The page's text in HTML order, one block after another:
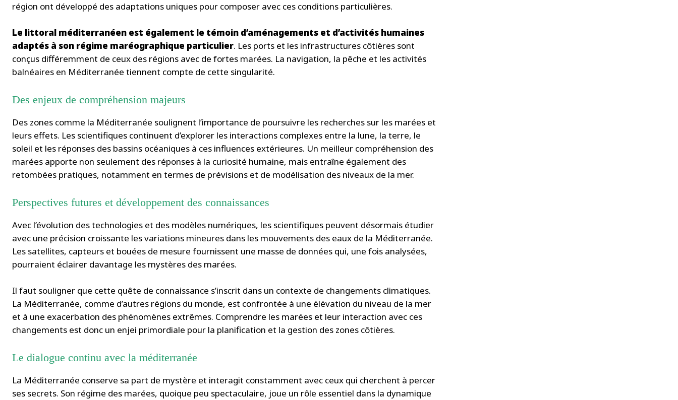
région ont développé des adaptations uniques pour composer avec ces conditions particulières.
Le littoral méditerranéen est également le témoin d’aménagements et d’activités humaines
adaptés à son régime maréographique particulier. Les ports et les infrastructures côtières sont
conçus différemment de ceux des régions avec de fortes marées. La navigation, la pêche et les activités
balnéaires en Méditerranée tiennent compte de cette singularité.
Des enjeux de compréhension majeurs
Des zones comme la Méditerranée soulignent l’importance de poursuivre les recherches sur les marées et
leurs effets. Les scientifiques continuent d’explorer les interactions complexes entre la lune, la terre, le
soleil et les réponses des bassins océaniques à ces influences extérieures. Un meilleur compréhension des
marées apporte non seulement des réponses à la curiosité humaine, mais entraîne également des
retombées pratiques, notamment en termes de prévisions et de modélisation des niveaux de la mer.
Perspectives futures et développement des connaissances
Avec l’évolution des technologies et des modèles numériques, les scientifiques peuvent désormais étudier
avec une précision croissante les variations mineures dans les mouvements des eaux de la Méditerranée.
Les satellites, capteurs et bouées de mesure fournissent une masse de données qui, une fois analysées,
pourraient éclairer davantage les mystères des marées.
Il faut souligner que cette quête de connaissance s’inscrit dans un contexte de changements climatiques.
La Méditerranée, comme d’autres régions du monde, est confrontée à une élévation du niveau de la mer
et à une exacerbation des phénomènes extrêmes. Comprendre les marées et leur interaction avec ces
changements est donc un enjei primordiale pour la planification et la gestion des zones côtières.
Le dialogue continu avec la méditerranée
La Méditerranée conserve sa part de mystère et interagit constamment avec ceux qui cherchent à percer
ses secrets. Son régime des marées, quoique peu spectaculaire, joue un rôle essentiel dans la dynamique